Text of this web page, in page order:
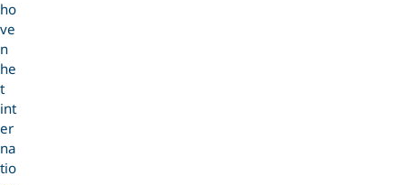
ho
ve
n
he
t
int
er
na
tio